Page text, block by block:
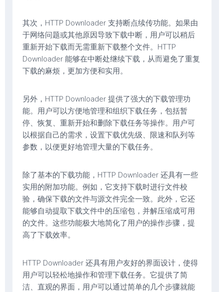
其次，HTTP Downloader 支持断点续传功能。如果由
于网络问题或其他原因导致下载中断，用户可以稍后
重新开始下载而无需重新下载整个文件。HTTP
Downloader 能够在中断处继续下载，从而避免了重复
下载的麻烦，更加方便和实用。
另外，HTTP Downloader 提供了强大的下载管理功
能。用户可以方便地管理和组织下载任务，包括暂
停、恢复、重新开始和删除下载任务等操作。用户可
以根据自己的需求，设置下载优先级、限速和队列等
参数，以便更好地管理大量的下载任务。
除了基本的下载功能，HTTP Downloader 还具有一些
实用的附加功能。例如，它支持下载时进行文件校
验，确保下载的文件与源文件完全一致。此外，它还
能够自动提取下载文件中的压缩包，并解压缩成可用
的文件。这些功能极大地简化了用户的操作步骤，提
高了下载效率。
HTTP Downloader 还具有用户友好的界面设计，使得
用户可以轻松地操作和管理下载任务。它提供了简
洁、直观的界面，用户可以通过简单的几个步骤就能